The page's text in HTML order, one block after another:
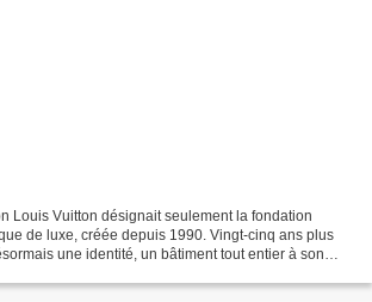
Louis Vuitton désignait seulement la fondation
de luxe, créée depuis 1990. Vingt-cinq ans plus
une identité, un bâtiment tout entier à son